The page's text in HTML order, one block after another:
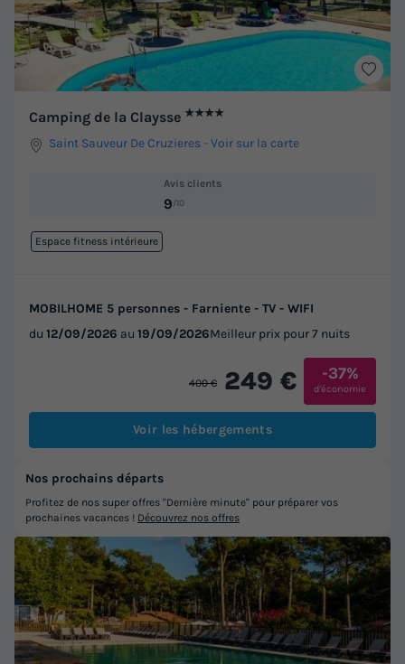
Camping de la Claysse ★★★★
Saint Sauveur De Cruzieres -Voir sur la carte
Avis clients
9/10
Espace fitness intérieure
MOBILHOME 5 personnes - Farniente - TV - WIFI
du 12/09/2026 au 19/09/2026Meilleur prix pour 7 nuits
400 € 249 € -37%
d'économie
Voir les hébergements
Nos prochains départs
Profitez de nos super offres "Dernière minute" pour préparer vos
prochaines vacances ! Découvrez nos offres